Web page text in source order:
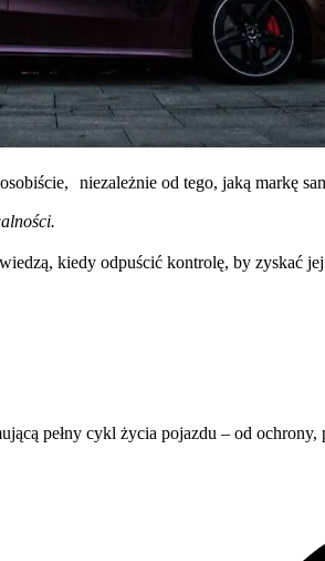
niezależnie od tego, jaką markę
kiedy odpuścić kontrolę, by zyskać jej
pełny cykl życia pojazdu – od ochrony,